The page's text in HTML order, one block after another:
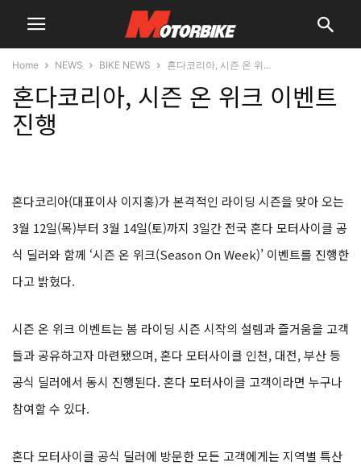
Home NEWS BIKE NEWS 혼다코리아, 시즌 온 위...
혼다코리아, 시즌 온 위크 이벤트
진행
혼다코리아(대표이사 이지홍)가 본격적인 라이딩 시즌을 맞아 오는
3월 12일(목)부터 3월 14일(토)까지 3일간 전국 혼다 모터사이클 공
식 딜러와 함께 ‘시즌 온 위크(Season On Week)’ 이벤트를 진행한
다고 밝혔다.
시즌 온 위크 이벤트는 봄 라이딩 시즌 시작의 설렘과 즐거움을 고객
들과 공유하고자 마련됐으며, 혼다 모터사이클 인천, 대전, 부산 등
공식 딜러에서 동시 진행된다. 혼다 모터사이클 고객이라면 누구나
참여할 수 있다.
혼다 모터사이클 공식 딜러에 방문한 모든 고객에게는 지역별 특산